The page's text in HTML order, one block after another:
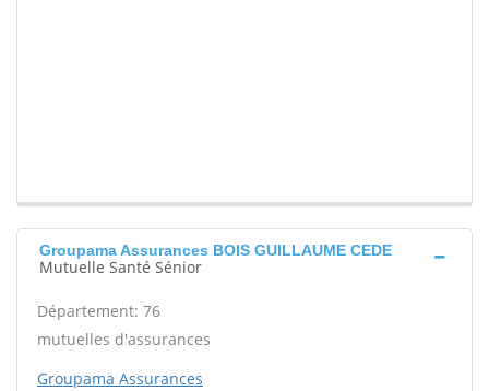
Groupama Assurances BOIS GUILLAUME CEDE
Mutuelle Santé Sénior
Département: 76
mutuelles d'assurances
Groupama Assurances